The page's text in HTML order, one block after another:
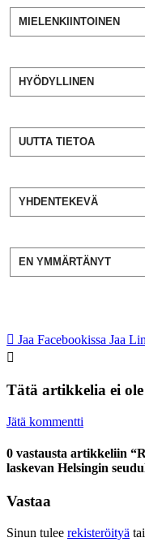
MIELENKIINTOINEN
HYÖDYLLINEN
UUTTA TIETOA
YHDENTEKEVÄ
EN YMMÄRTÄNYT
Jaa Facebookissa Jaa
Tätä artikkelia ei
Jätä kommentti
0 vastausta artikkeliin
laskevan Helsingin
Vastaa
Sinun tulee rekisteröityä tai